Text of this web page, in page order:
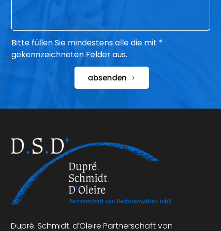
Bitte füllen Sie mindestens alle die mit *
gekennzeichneten Felder aus.
absenden
Dupré. Schmidt. d’Oleire Partnerschaft von